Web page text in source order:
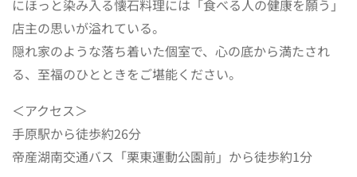
にほっと染み入る懐石料理には「食べる人の健康を願う」
店主の思いが溢れている。
隠れ家のような落ち着いた個室で、心の底から満たされ
る、至福のひとときをご堪能ください。
＜アクセス＞
手原駅から徒歩約26分
帝産湖南交通バス「栗東運動公園前」から徒歩約1分